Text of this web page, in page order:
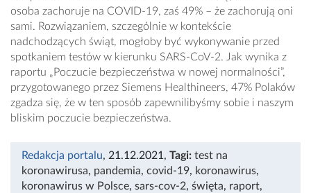
osoba zachoruje na COVID-19, zaś 49% – że zachorują oni
sami. Rozwiązaniem, szczególnie w kontekście
nadchodzących świąt, mogłoby być wykonywanie przed
spotkaniem testów w kierunku SARS-CoV-2. Jak wynika z
raportu „Poczucie bezpieczeństwa w nowej normalności”,
przygotowanego przez Siemens Healthineers, 47% Polaków
zgadza się, że w ten sposób zapewnilibyśmy sobie i naszym
bliskim poczucie bezpieczeństwa.
Redakcja portalu, 21.12.2021 , Tagi: test na
koronawirusa, pandemia, covid-19, koronawirus,
koronawirus w Polsce, sars-cov-2, święta, raport,